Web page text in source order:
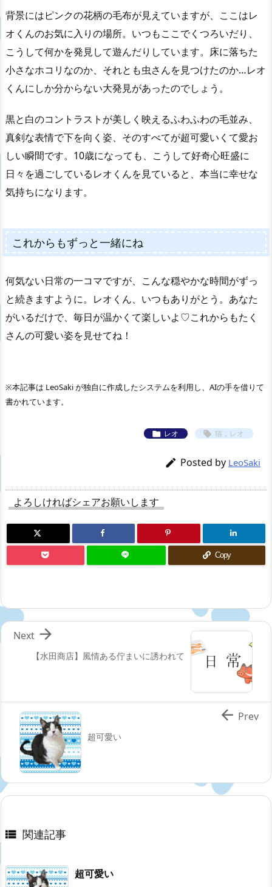
背景にはピンクの花柄の毛布が見えていますが、ここはレ
オくんのお気に入りの場所。いつもここでくつろいだり、
こうして何かを発見して遊んだりしています。床に落ちた
小さなホコリなのか、それとも虫さんを見つけたのか…レオ
くんにしか分からない大発見があったのでしょう。
黒と白のコントラストが美しく映えるふわふわの毛並み、
真剣な表情で下を向く姿、そのすべてが超可愛いくて愛お
しい瞬間です。10歳になっても、こうして好奇心旺盛に
日々を過ごしているレオくんを見ていると、本当に幸せな
気持ちになります。
これからもずっと一緒にね
何気ない日常の一コマですが、こんな穏やかな時間がずっ
と続きますように。レオくん、いつもありがとう。あなた
がいるだけで、毎日が温かくて楽しいよ♡これからもたく
さんの可愛い姿を見せてね！
※本記事は LeoSaki が独自に作成したシステムを利用し、AIの手を借りて
書かれています。
 レオ  猫，レオ
 Posted by LeoSaki
よろしければシェアお願いします
Copy
【水田商店】風情ある佇まいに誘われて

Next
超可愛い
 Prev
 関連記事
超可愛い